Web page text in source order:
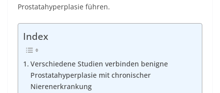
Prostatahyperplasie führen.
Index
Verschiedene Studien verbinden benigne
Prostatahyperplasie mit chronischer
Nierenerkrankung